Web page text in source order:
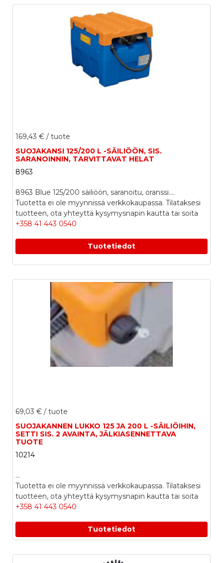
169,43 € / tuote
SUOJAKANSI 125/200 L -SÄILIÖÖN, SIS.
SARANOINNIN, TARVITTAVAT HELAT
8963
8963 Blue 125/200 säiliöön, saranoitu, oranssi....
Tuotetta ei ole myynnissä verkkokaupassa. Tilataksesi
tuotteen, ota yhteyttä kysymysnapin kautta tai soita
+358 41 443 0540
Tuotetiedot
69,03 € / tuote
SUOJAKANNEN LUKKO 125 JA 200 L -SÄILIÖIHIN,
SETTI SIS. 2 AVAINTA, JÄLKIASENNETTAVA
TUOTE
10214
...
Tuotetta ei ole myynnissä verkkokaupassa. Tilataksesi
tuotteen, ota yhteyttä kysymysnapin kautta tai soita
+358 41 443 0540
Tuotetiedot